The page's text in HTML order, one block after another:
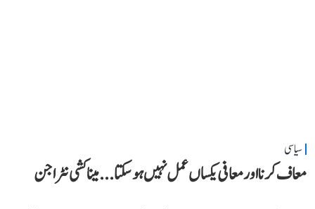
سیاسی
معاف کرنا اور معافی یکساں عمل نہیں ہو سکتا... میناکشی نٹراجن